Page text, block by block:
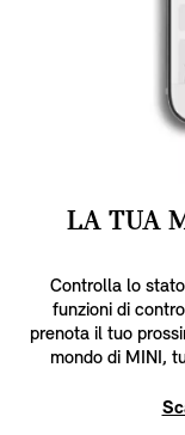
LA TUA
Controlla lo
funzioni di
prenota il tuo
mondo di MINI,